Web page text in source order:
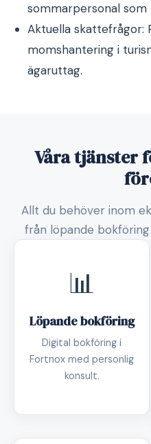
sommarpersonal som
Aktuella skattefrågor:
momshantering i
ägaruttag.
Våra tjänster
Allt du behöver inom
från löpande
📊
Löpande bokföring
Digital bokföring i
Fortnox med personlig
konsult.